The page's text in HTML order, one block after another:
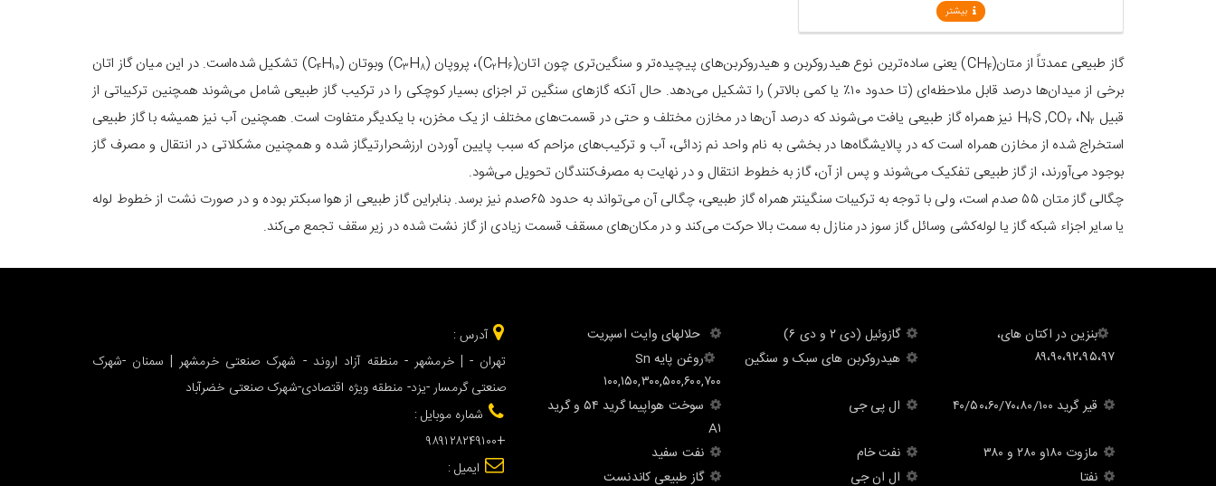
بیشتر
گاز طبیعی عمدتاً از متان(CH۴ ) یعنی ساده‌ترین نوع هیدروکربن و هیدروکربن‌های پیچیده‌تر و سنگین‌تری چون اتان(C ۲H۶ )، پروپان (C ۳H۸ ) وبوتان (C ۴H۱۰
) تشکیل شده‌است. در این میان گاز اتان
برخی از میدان‌ها درصد قابل ملاحظه‌ای (تا حدود ۱۰٪ یا کمی بالاتر) را تشکیل می‌دهد. حال آنکه گازهای سنگین تر اجزای بسیار کوچکی را در ترکیب گاز طبیعی شامل می‌شوند همچنین ترکیباتی از
قبیل H
۲S ,CO۲ ،N۲
نیز همراه گاز طبیعی یافت می‌شوند که درصد آن‌ها در مخازن مختلف و حتی در قسمت‌های مختلف از یک مخزن، با یکدیگر متفاوت است. همچنین آب نیز همیشه با گاز طبیعی
استخراج شده از مخازن همراه است که در پالایشگاه‌ها در بخشی به نام واحد نم زدائی، آب و ترکیب‌های مزاحم که سبب پایین آوردن ارزشحرارتیگاز شده و همچنین مشکلاتی در انتقال و مصرف گاز
بوجود می‌آورند، از گاز طبیعی تفکیک می‌شوند و پس از آن، گاز به خطوط انتقال و در نهایت به مصرف‌کنندگان تحویل می‌شود.
چگالی گاز متان ۵۵ صدم است، ولی با توجه به ترکیبات سنگینتر همراه گاز طبیعی، چگالی آن می‌تواند به حدود ۶۵صدم نیز برسد. بنابراین گاز طبیعی از هوا سبکتر بوده و در صورت نشت از خطوط لوله
یا سایر اجزاء شبکه گاز یا لوله‌کشی وسائل گاز سوز در منازل به سمت بالا حرکت می‌کند و در مکان‌های مسقف قسمت زیادی از گاز نشت شده در زیر سقف تجمع می‌کند.
‎بنزین در اکتان های،
۸۹،۹۰،۹۲،۹۵،٩٧
گازوئيل (دى ٢ و دى ٦)
حلالهای وایت اسپریت
هيدروكربن های سبک و سنگین
‎روغن پایه Sn
۱۰۰,۱۵۰,۳۰۰,۵۰۰,۶۰۰,۷۰۰
قير گريد ۴۰/۵۰،۶۰/۷۰،۸۰/۱۰۰
ال پى جى
سوخت هواپیما گرید ۵۴ و گرید
A۱
مازوت ۱۸۰و ۲۸۰ و ۳۸۰
نفت خام
نفت سفید
نفتا
ال ان جى گاز طبیعی کاندنست
آدرس :
تهران - | خرمشهر - منطقه آزاد اروند - شهرک صنعتی خرمشهر | سمنان -شهرک
صنعتی گرمسار -یزد- منطقه ویژه اقتصادی-شهرک صنعتی خضرآباد
شماره موبایل :
+۹۸۹۱۲۸۲۴۹۱۰۰
ایمیل :